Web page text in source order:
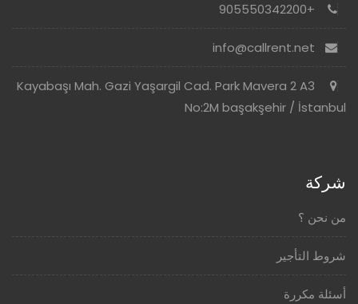
+905550342200
Kayabaşı Mah. Gazi Yaşargil Cad. Park Mavera 2 A3
No:2M başakşehir / İstanbul
شركة
من نحن ؟
شروط التأجير
أسئلة مكررة